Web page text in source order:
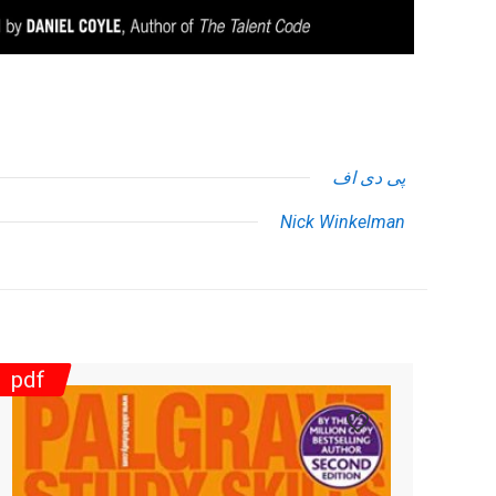
پی دی اف
Nick Winkelman
pdf